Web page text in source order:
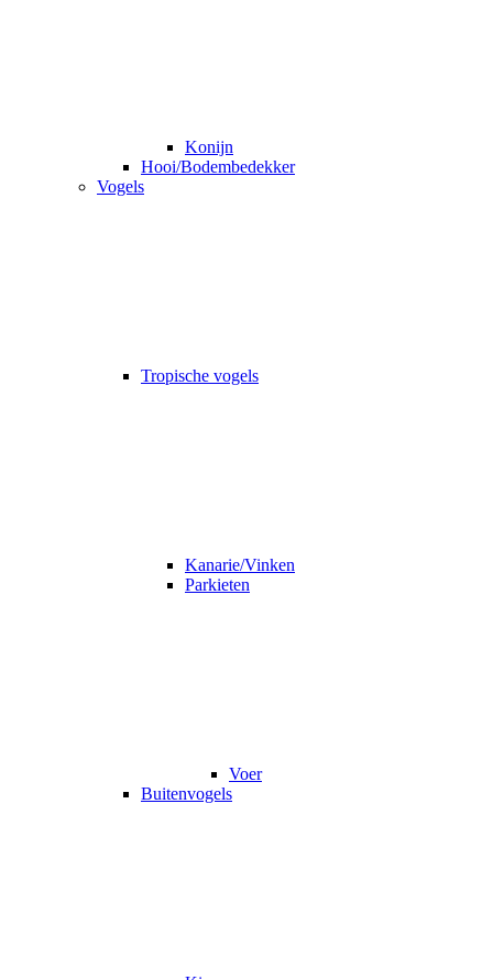
Konijn
Hooi/Bodembedekker
Vogels
Tropische vogels
Kanarie/Vinken
Parkieten
Voer
Buitenvogels